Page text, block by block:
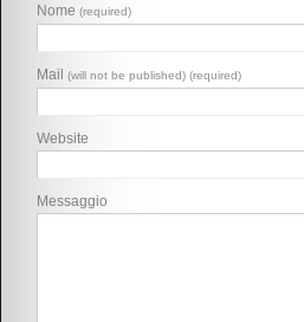
Nome (required)
Mail (will not be published) (required)
Website
Messaggio